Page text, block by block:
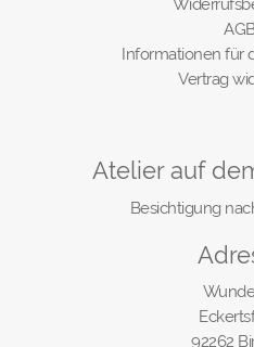
Informationen für
Vertrag
Atelier auf
Besichtigung
92262